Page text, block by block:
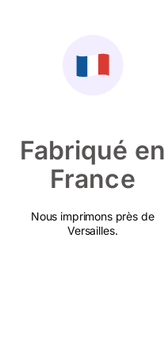
Fabriqué en
France
Nous imprimons près de
Versailles.